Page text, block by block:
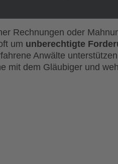
Rechnungen oder
um unberechtigte
Anwälte
mit dem Gläubiger und